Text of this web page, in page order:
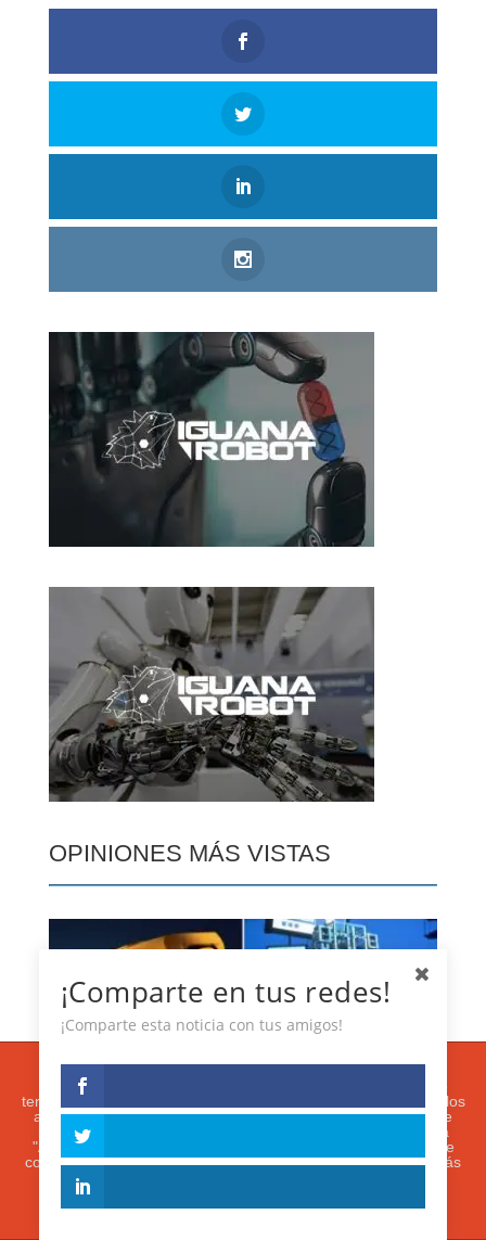
OPINIONES MÁS VISTAS
Esta web usa cookies analíticas y publicitarias (propias y de
terceros) para analizar el tráfico y personalizar el contenido y los
anuncios que le mostremos de acuerdo con su navegación e
intereses, buscando así mejorar su experiencia. Si presiona
"Aceptar" o continúa navegando, acepta su utilización. Puede
configurar o rechazar su uso presionando "Configuración". Más
¡Comparte en tus redes!
¡Comparte esta noticia con tus amigos!